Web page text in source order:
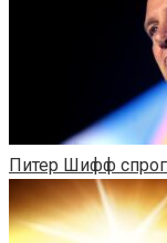
Питер Шифф